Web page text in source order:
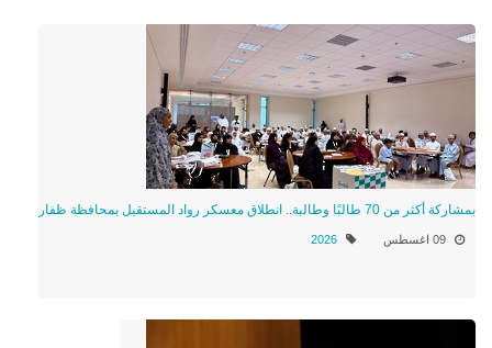
بمشاركة أكثر من 70 طالبًا وطالبة.. انطلاق معسكر رواد المستقبل بمحافظة ظفار
09 اغسطس 2026